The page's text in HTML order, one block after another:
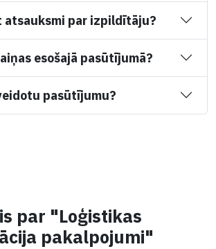
atsauksmi par izpildītāju?
esošajā pasūtījumā?
pasūtījumu?
par "Loģistikas
pakalpojumi"